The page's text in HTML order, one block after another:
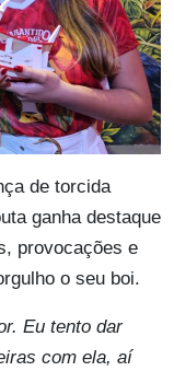
de torcida
ganha destaque
provocações e
o seu boi.
Eu tento dar
com ela, aí